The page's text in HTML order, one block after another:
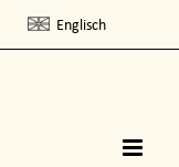
Englisch